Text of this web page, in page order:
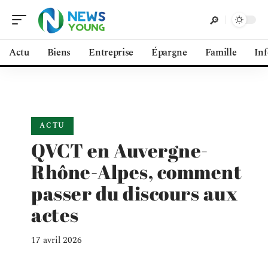
Actu Biens Entreprise Épargne Famille
ACTU
QVCT en Auvergne-
Rhône-Alpes, comment
passer du discours aux
actes
17 avril 2026